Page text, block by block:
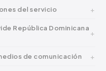
del servicio
República Dominicana
de comunicación